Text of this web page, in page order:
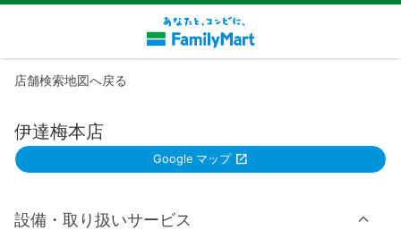
店舗検索地図へ戻る
伊達梅本店
Google マップ
設備・取り扱いサービス